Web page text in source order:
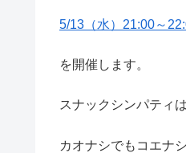
5/13（水）21:00～
を開催します。
スナックシンパティ
カオナシでもコエナ